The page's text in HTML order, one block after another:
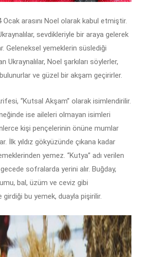
Ocak arasını Noel olarak kabul etmiştir.
sevdikleriyle bir araya gelerek
Geleneksel yemeklerin süslediği
Noel şarkıları söylerler,
ve güzel bir akşam geçirirler.
“Kutsal Akşam” olarak isimlendirilir.
ise aileleri olmayan isimleri
kişi pençelerinin önüne mumlar
İlk yıldız gökyüzünde çıkana kadar
yemez. “Kutya” adı verilen
sofralarda yerini alır. Buğday,
bal, üzüm ve ceviz gibi
bu yemek, duayla pişirilir.